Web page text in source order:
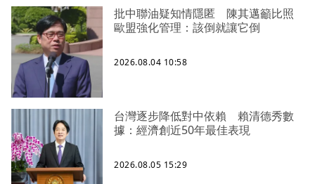
批中聯油疑知情隱匿 陳其邁籲比照
歐盟強化管理：該倒就讓它倒
2026.08.04 10:58
台灣逐步降低對中依賴 賴清德秀數
據：經濟創近50年最佳表現
2026.08.05 15:29